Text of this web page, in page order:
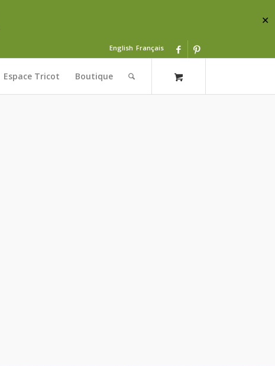
✕
English Français
Espace Tricot Boutique